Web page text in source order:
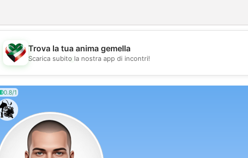
💖
Trova la tua anima gemella
Scarica subito la nostra app di incontri!
0.8/1